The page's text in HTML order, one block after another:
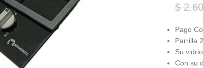
$
Pago
Parrilla
Su
Con su